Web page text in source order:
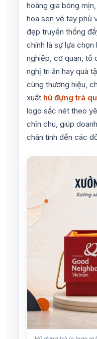
hoàng gia bóng
hoa sen vẽ tay phủ
đẹp truyền thống
chính là sự lựa
nghiệp, cơ quan, tổ
nghị tri ân hay quà
cùng thương hiệu,
xuất hũ đựng trà
logo sắc nét theo
chỉn chu, giúp
chân tình đến các